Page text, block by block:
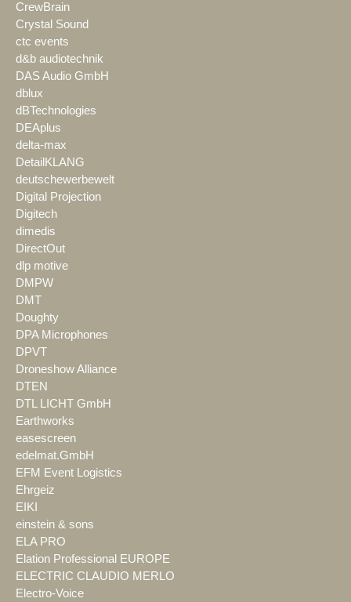
CrewBrain
Crystal Sound
ctc events
d&b audiotechnik
DAS Audio GmbH
dblux
dBTechnologies
DEAplus
delta-max
DetailKLANG
deutschewerbewelt
Digital Projection
Digitech
dimedis
DirectOut
dlp motive
DMPW
DMT
Doughty
DPA Microphones
DPVT
Droneshow Alliance
DTEN
DTL LICHT GmbH
Earthworks
easescreen
edelmat.GmbH
EFM Event Logistics
Ehrgeiz
EIKI
einstein & sons
ELA PRO
Elation Professional EUROPE
ELECTRIC CLAUDIO MERLO
Electro-Voice